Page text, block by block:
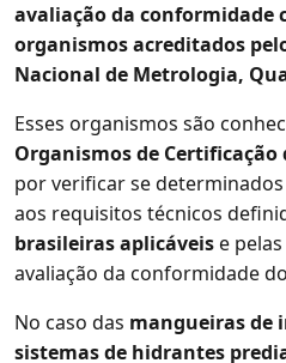
avaliação da conformidade
organismos acreditados
Nacional de Metrologia,
Esses organismos são
Organismos de Certificação
por verificar se
aos requisitos técnicos
brasileiras aplicáveise
avaliação da conformidade
No caso das mangueiras de
sistemas de hidrantes